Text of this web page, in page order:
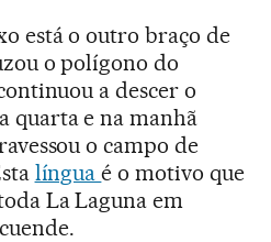
está o outro braço de
o polígono do
a descer o
quarta e na manhã
o campo de
línguaé o motivo que
La Laguna em